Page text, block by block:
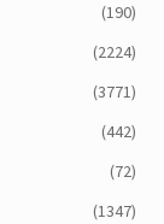
(190)
(2224)
(3771)
(442)
(72)
(1347)